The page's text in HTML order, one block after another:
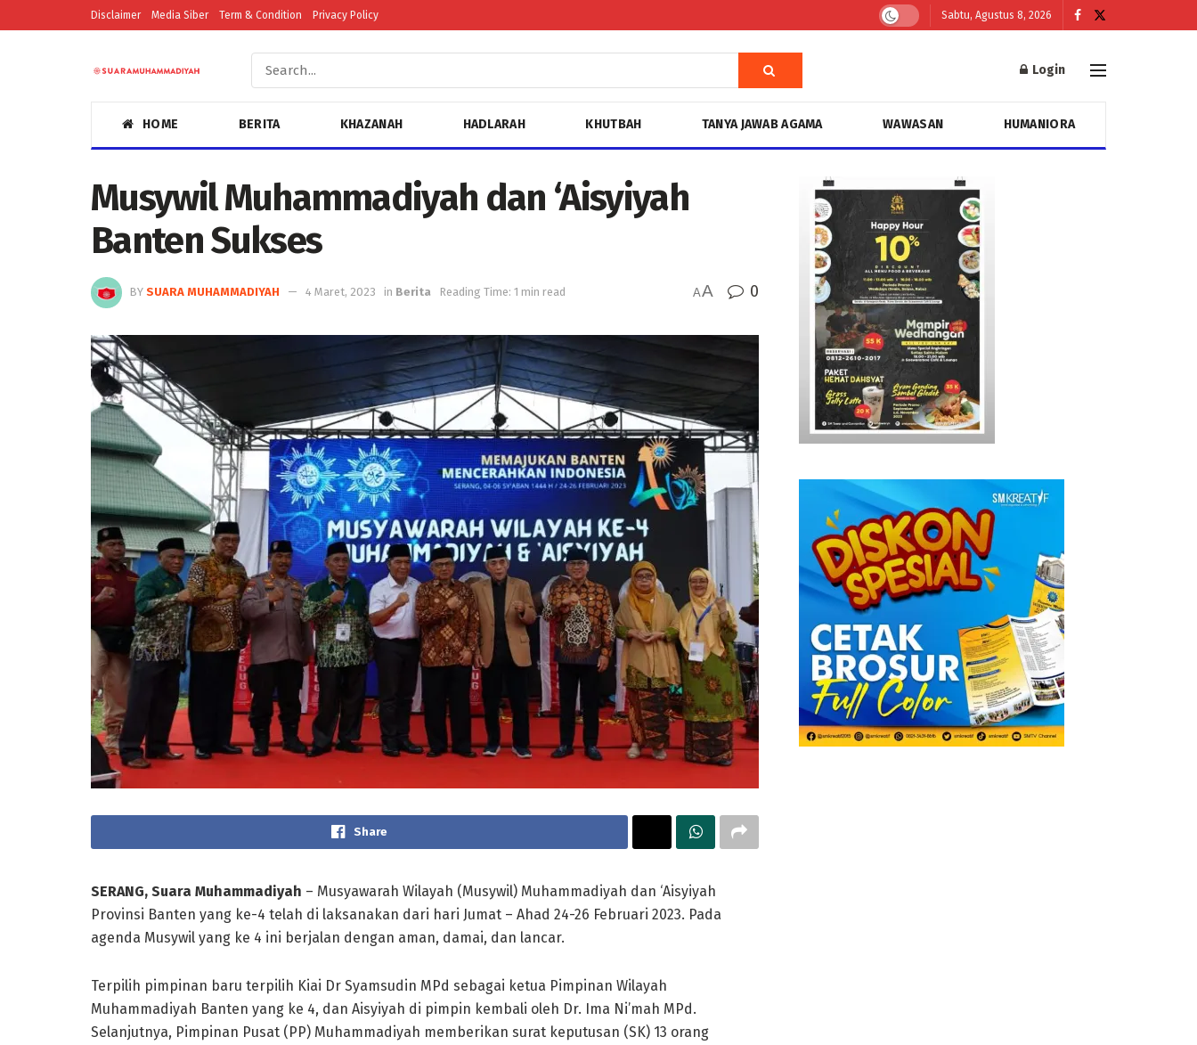
Disclaimer Media Siber Term & Condition Privacy Policy Sabtu, Agustus 8, 2026
Login
HOME BERITA KHAZANAH HADLARAH KHUTBAH TANYA JAWAB AGAMA WAWASAN HUMANIORA
Musywil Muhammadiyah dan ‘Aisyiyah
Banten Sukses
BY SUARA MUHAMMADIYAH 4 Maret, 2023 in Berita Reading Time: 1 min read AA 0
Share
SERANG, Suara Muhammadiyah – Musyawarah Wilayah (Musywil) Muhammadiyah dan ‘Aisyiyah
Provinsi Banten yang ke-4 telah di laksanakan dari hari Jumat – Ahad 24-26 Februari 2023. Pada
agenda Musywil yang ke 4 ini berjalan dengan aman, damai, dan lancar.
Terpilih pimpinan baru terpilih Kiai Dr Syamsudin MPd sebagai ketua Pimpinan Wilayah
Muhammadiyah Banten yang ke 4, dan Aisyiyah di pimpin kembali oleh Dr. Ima Ni’mah MPd.
Selanjutnya, Pimpinan Pusat (PP) Muhammadiyah memberikan surat keputusan (SK) 13 orang